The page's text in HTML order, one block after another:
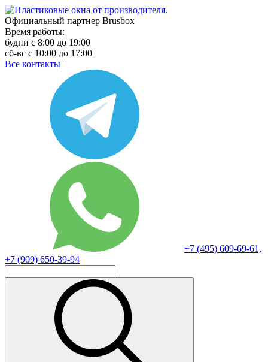
Официальный партнер Brusbox
Время работы:
будни с 8:00 до 19:00
сб-вс с 10:00 до 17:00
Все контакты
+7 (495) 609-69-61,
+7 (909) 650-39-94